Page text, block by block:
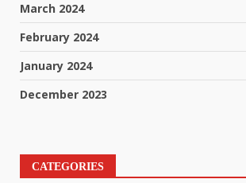
March 2024
February 2024
January 2024
December 2023
CATEGORIES